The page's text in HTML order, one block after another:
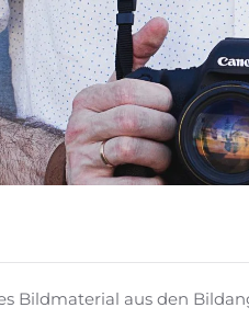
Bildmaterial aus den